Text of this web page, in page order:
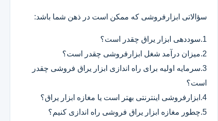
سؤالاتی ابزارفروشی که ممکن است در ذهن شما باشد:
1.سوددهی ابزار یراق چقدر است؟
2.میزان درآمد شغل ابزارفروشی چقدر است؟
3.سرمایه اولیه برای راه اندازی ابزار یراق فروشی چقدر
است؟
4.ابزارفروشی اینترنتی بهتر است یا مغازه ابزار یراق؟
5.چطور مغازه ابزار یراق فروشی راه اندازی کنیم؟